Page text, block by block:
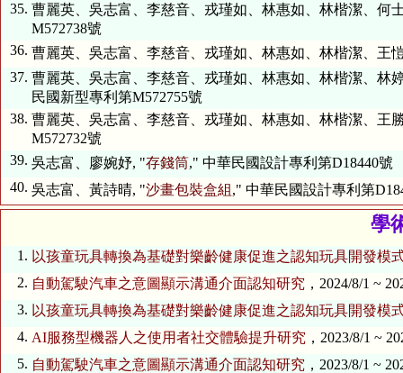
35. 曹麗英、吳志富、李慈音、戎瑾如、林惠如、林楷潔、何
M572738號
36. 曹麗英、吳志富、李慈音、戎瑾如、林惠如、林楷潔、王
37. 曹麗英、吳志富、李慈音、戎瑾如、林惠如、林楷潔、
民國新型專利第M572755號
38. 曹麗英、吳志富、李慈音、戎瑾如、林惠如、林楷潔、王
M572732號
39. 吳志富、廖婉妤, "存錢筒," 中華民國設計專利第D18440號
40. 吳志富、黃詩晴, "沙畫包裝盒組," 中華民國設計專利第
學
1. 以孩童玩具轉換為基礎對樂齡健康促進之認知玩具開發模
2. 自動駕駛汽車之意圖顯示溝通介面認知研究 ，2024/8/1 ~
3. 以孩童玩具轉換為基礎對樂齡健康促進之認知玩具開發模
4. AI服務型機器人之使用者社交體驗提升研究 ，2023/8/1 ~
5. 自動駕駛汽車之意圖顯示溝通介面認知研究 ，2023/8/1 ~